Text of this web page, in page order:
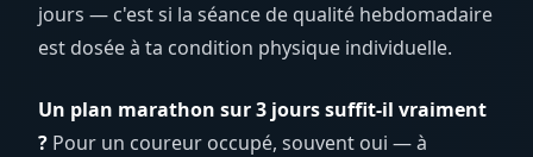
jours — c'est si la séance de qualité hebdomadaire
est dosée à ta condition physique individuelle.
Un plan marathon sur 3 jours suffit-il vraiment
? Pour un coureur occupé, souvent oui — à